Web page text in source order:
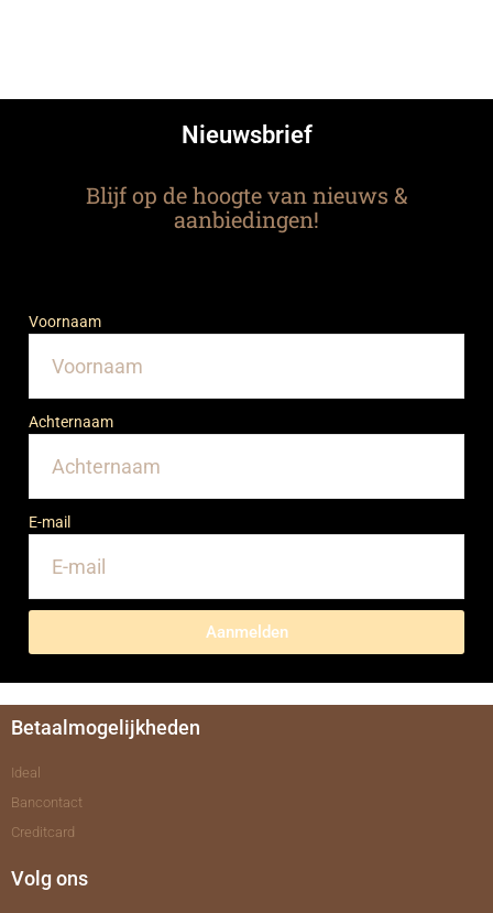
Nieuwsbrief
Blijf op de hoogte van nieuws &
aanbiedingen!
Voornaam
Achternaam
E-mail
Aanmelden
Betaalmogelijkheden
Ideal
Bancontact
Creditcard
Volg ons